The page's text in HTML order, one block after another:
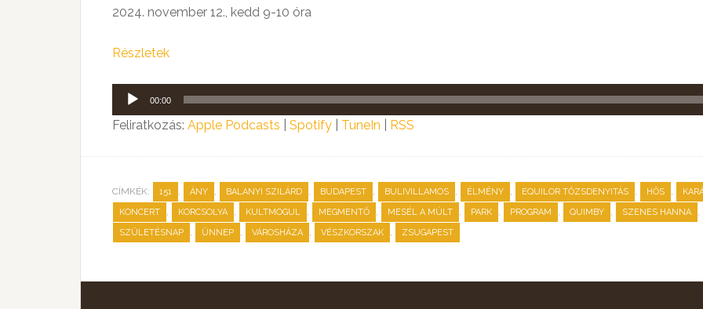
2024. november 12., kedd 9-10 óra
Részletek
Audió
lejátszó
00:00
Feliratkozás: Apple Podcasts Spotify TuneIn RSS
CÍMKÉK: 151 , ÁNY , BALANYI SZILÁRD , BUDAPEST , BULIVILLAMOS , ÉLMÉNY , EQUILOR TŐZSDENYITÁS , HŐS ,
KONCERT , KORCSOLYA , KULTMOGUL , MEGMENTŐ , MESÉL A MÚLT , PARK , PROGRAM , QUIMBY , SZENES HANNA ,
SZÜLETÉSNAP , ÜNNEP , VÁROSHÁZA , VÉSZKORSZAK , ZSUGAPEST